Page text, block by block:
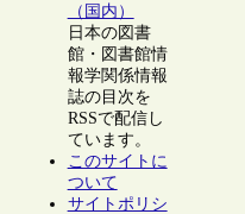
（国内）
日本の図書
館・図書館情
報学関係情報
誌の目次を
RSSで配信し
ています。
このサイトに
ついて
サイトポリシ